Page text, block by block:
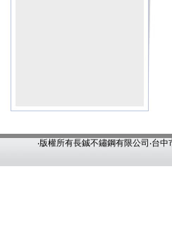
‧版權所有長鋮不鏽鋼有限公司‧台